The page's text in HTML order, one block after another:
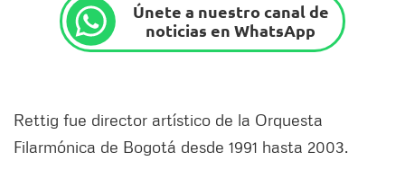
Únete a nuestro canal de
noticias en WhatsApp
Rettig fue director artístico de la Orquesta
Filarmónica de Bogotá desde 1991 hasta 2003.